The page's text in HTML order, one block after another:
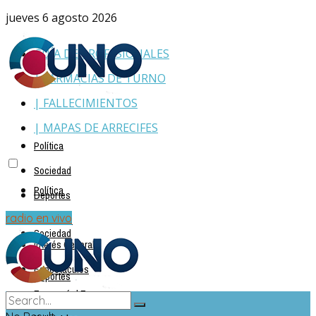
jueves 6 agosto 2026
GUÍA DE PROFESIONALES
| FARMACIAS DE TURNO
| FALLECIMIENTOS
| MAPAS DE ARRECIFES
Política
Sociedad
Deportes
Policiales
Interés General
Espectáculos
Economía | Empresas
Política
Sociedad
Deportes
radio en vivo